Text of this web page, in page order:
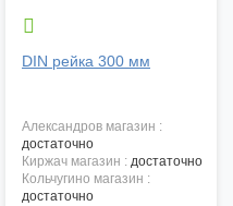

DIN рейка 300 мм
александров магазин :
достаточно
киржач магазин : достаточно
кольчугино магазин :
достаточно